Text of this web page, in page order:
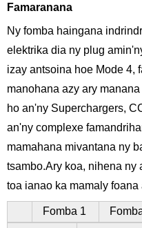
Famaranana
Ny fomba haingana
elektrika dia ny plug
izay antsoina hoe Mode 4,
manohana azy ary
ho an'ny Superchargers,
an'ny complexe
mamahana mivantana ny
tsambo.Ary koa, nihena ny
toa ianao ka mamaly foana
Fomba 1